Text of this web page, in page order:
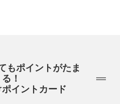
もポイントがたま
る！
イントカード